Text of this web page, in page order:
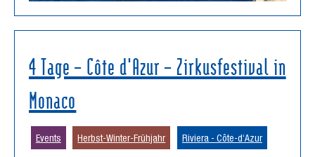
4 Tage – Côte d'Azur – Zirkusfestival in
Monaco
Events Herbst-Winter-Frühjahr Riviera - Côte-d‘Azur